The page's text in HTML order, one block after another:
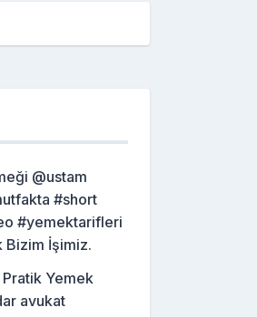
@ustam
#short
#yemektarifleri
Bizim İşimiz.
Yemek
avukat